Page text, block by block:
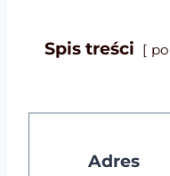
Spis treści
Adres